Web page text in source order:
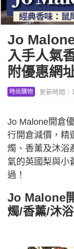
Jo
入手人氣
附優惠網
時尚購物 更新時間：
Jo Malone開倉
行開倉減價，精
燭、香薰及沐浴
氣的英國梨與小
過！
Jo Malone
燭/香薰/沐